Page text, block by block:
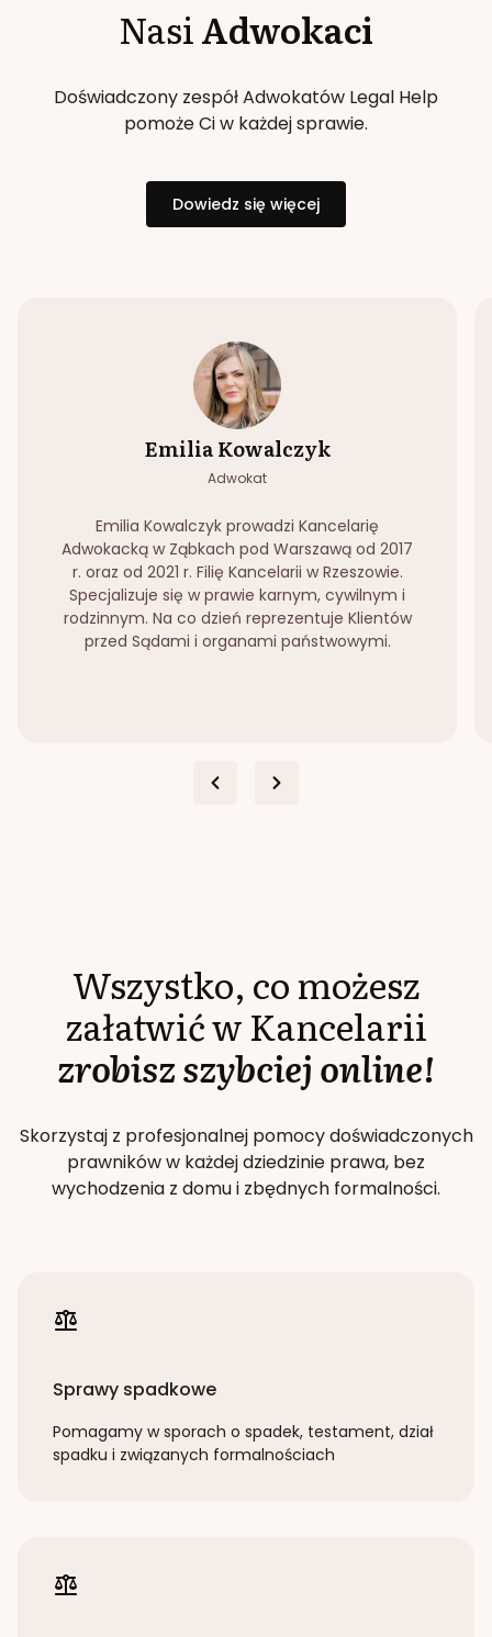
NasiAdwokaci
Doświadczony zespół Adwokatów Legal Help
pomoże Ci w każdej sprawie.
Dowiedz się więcej
Emilia Kowalczyk
Adwokat
Emilia Kowalczyk prowadzi Kancelarię
Adwokacką w Ząbkach pod Warszawą od 2017
r. oraz od 2021 r. Filię Kancelarii w Rzeszowie.
Specjalizuje się w prawie karnym, cywilnym i
rodzinnym. Na co dzień reprezentuje Klientów
przed Sądami i organami państwowymi.
Wszystko, co możesz
załatwić w Kancelarii
zrobisz szybciej online!
Skorzystaj z profesjonalnej pomocy doświadczonych
prawników w każdej dziedzinie prawa, bez
wychodzenia z domu i zbędnych formalności.
Sprawy spadkowe
Pomagamy w sporach o spadek, testament, dział
spadku i związanych formalnościach